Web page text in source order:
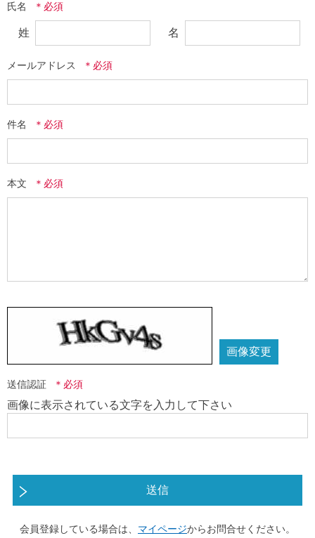
氏名
姓 名
メールアドレス
件名
本文
画像変更
送信認証
画像に表示されている文字を入力して下さい
送信
会員登録している場合は、 マイページからお問合せください。